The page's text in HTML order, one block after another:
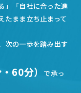
」「自社に合った進
たまま立ち止まって
次の一歩を踏み出す
60分）
で承っ